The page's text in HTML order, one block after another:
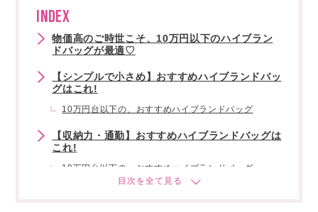
INDEX
物価高のご時世こそ、10万円以下のハイブラン
ドバッグが最適♡
【シンプルで小さめ】おすすめハイブランドバッ
グはこれ!
10万円台以下の、おすすめハイブランドバッグ
【収納力・通勤】おすすめハイブランドバッグは
これ!
10万円台以下の、おすすめハイブランドバッグ